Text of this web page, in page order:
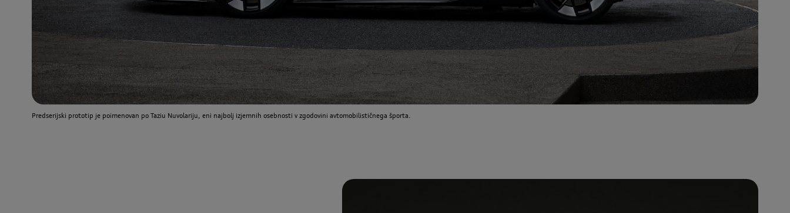
Predserijski prototip je poimenovan po Taziu Nuvolariju, eni najbolj izjemnih osebnosti v zgodovini avtomobilističnega športa.